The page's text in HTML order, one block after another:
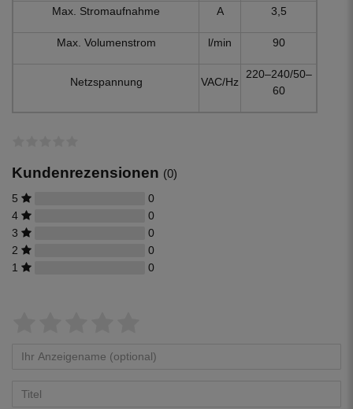
Max. Stromaufnahme A 3,5
Max. Volumenstrom l/min 90
Netzspannung VAC/Hz
220–240/50–
60
Kundenrezensionen (0)
5
0
4
0
3
0
2
0
1
0